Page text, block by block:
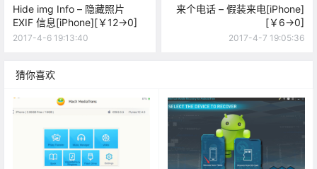
Hide img Info – 隐藏照片
EXIF 信息[iPhone][￥12→0]
2017-4-6 19:13:40
来个电话 – 假装来电[iPhone]
[￥6→0]
2017-4-7 19:05:36
猜你喜欢